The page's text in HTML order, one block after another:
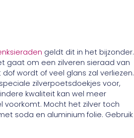
geldt dit in het bijzonder.
gaat om een zilveren sieraad van
wordt of veel glans zal verliezen.
zilverpoetsdoekjes voor,
kwaliteit kan wel meer
voorkomt. Mocht het zilver toch
soda en aluminium folie. Gebruik